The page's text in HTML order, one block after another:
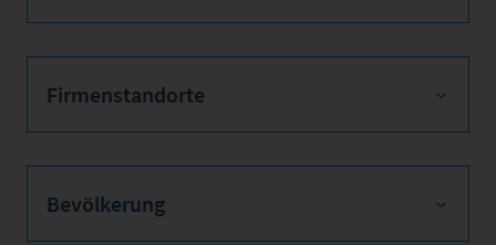
Firmenstandorte
Bevölkerung